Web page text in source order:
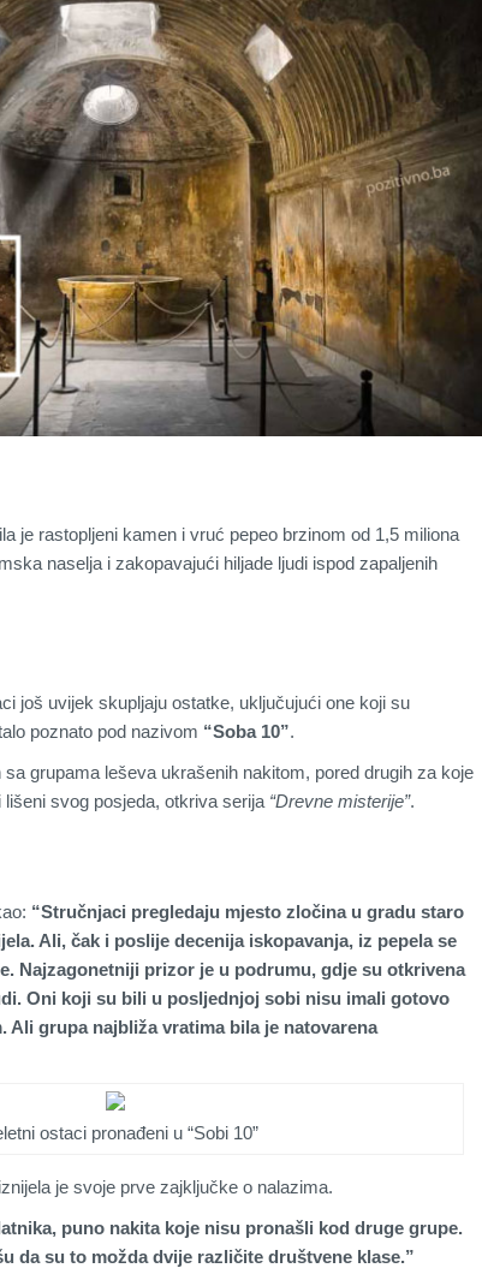
je rastopljeni kamen i vruć pepeo brzinom od 1,5 miliona
naselja i zakopavajući hiljade ljudi ispod zapaljenih
još uvijek skupljaju ostatke, uključujući one koji su
poznato pod nazivom “Soba 10”.
grupama leševa ukrašenih nakitom, pored drugih za koje
svog posjeda, otkriva serija “Drevne misterije”.
“Stručnjaci pregledaju mjesto zločina u gradu staro
Ali, čak i poslije decenija iskopavanja, iz pepela se
Najzagonetniji prizor je u podrumu, gdje su otkrivena
Oni koji su bili u posljednjoj sobi nisu imali gotovo
Ali grupa najbliža vratima bila je natovarena
ostaci pronađeni u “Sobi 10”
je svoje prve zajključke o nalazima.
puno nakita koje nisu pronašli kod druge grupe.
da su to možda dvije različite društvene klase.”